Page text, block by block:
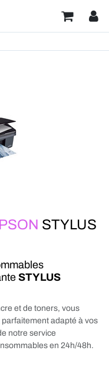
STYLUS
STYLUS
et de toners, vous
adapté à vos
notre service
en 24h/48h.